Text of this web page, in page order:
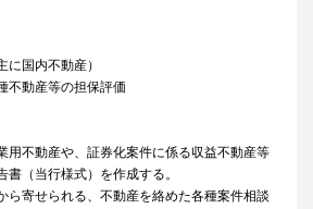
国内不動産）
不動産等の担保評価
用不動産や、証券化案件に係る収益不動産等
（当行様式）を作成する。
ら寄せられる、不動産を絡めた各種案件相談